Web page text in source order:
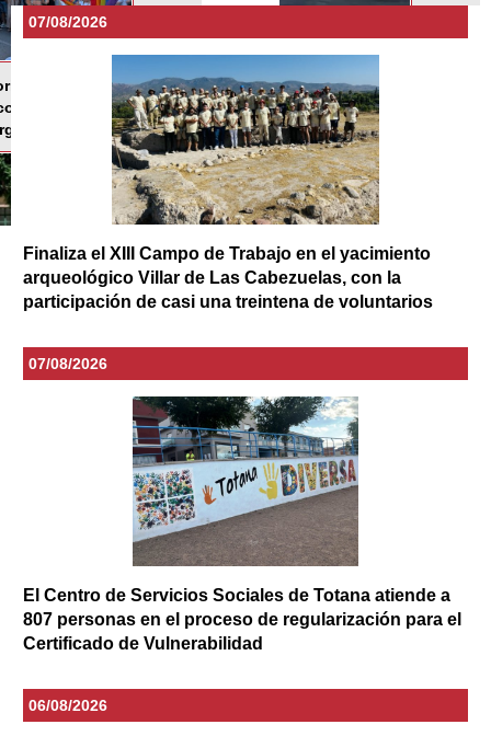
07/08/2026
Finaliza el XIII Campo de Trabajo en el yacimiento
arqueológico Villar de Las Cabezuelas, con la
participación de casi una treintena de voluntarios
07/08/2026
El Centro de Servicios Sociales de Totana atiende a
807 personas en el proceso de regularización para el
Certificado de Vulnerabilidad
06/08/2026